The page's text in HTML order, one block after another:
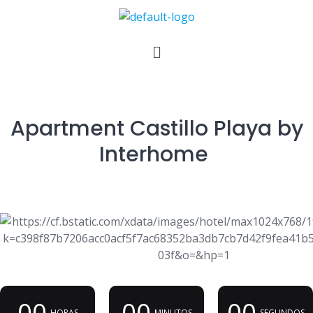
Apartment Castillo Playa by
Interhome